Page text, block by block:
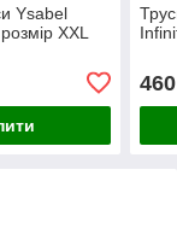
Ysabel
XXL
460